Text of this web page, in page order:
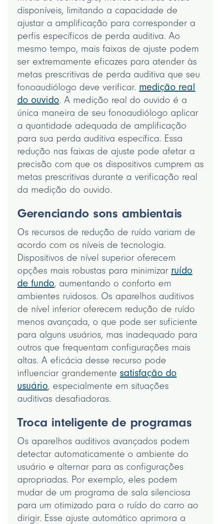
disponíveis, limitando a capacidade de
ajustar a amplificação para corresponder a
perfis específicos de perda auditiva. Ao
mesmo tempo, mais faixas de ajuste podem
ser extremamente eficazes para atender às
metas prescritivas de perda auditiva que seu
fonoaudiólogo deve verificar. medição real
do ouvido. A medição real do ouvido é a
única maneira de seu fonoaudiólogo aplicar
a quantidade adequada de amplificação
para sua perda auditiva específica. Essa
redução nas faixas de ajuste pode afetar a
precisão com que os dispositivos cumprem as
metas prescritivas durante a verificação real
da medição do ouvido.
Gerenciando sons ambientais
Os recursos de redução de ruído variam de
acordo com os níveis de tecnologia.
Dispositivos de nível superior oferecem
opções mais robustas para minimizar ruído
de fundo, aumentando o conforto em
ambientes ruidosos. Os aparelhos auditivos
de nível inferior oferecem redução de ruído
menos avançada, o que pode ser suficiente
para alguns usuários, mas inadequado para
outros que frequentam configurações mais
altas. A eficácia desse recurso pode
influenciar grandemente satisfação do
usuário, especialmente em situações
auditivas desafiadoras.
Troca inteligente de programas
Os aparelhos auditivos avançados podem
detectar automaticamente o ambiente do
usuário e alternar para as configurações
apropriadas. Por exemplo, eles podem
mudar de um programa de sala silenciosa
para um otimizado para o ruído do carro ao
dirigir. Esse ajuste automático aprimora a